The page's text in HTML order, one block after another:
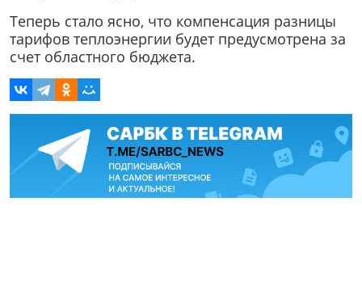
Теперь стало ясно, что компенсация разницы
тарифов теплоэнергии будет предусмотрена за
счет областного бюджета.